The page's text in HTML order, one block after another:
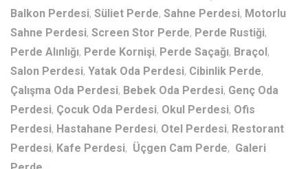
Balkon Perdesi, Süliet Perde, Sahne Perdesi, Motorlu
Sahne Perdesi, Screen Stor Perde, Perde Rustiği,
Perde Alınlığı, Perde Kornişi, Perde Saçağı, Braçol,
Salon Perdesi, Yatak Oda Perdesi, Cibinlik Perde,
Çalışma Oda Perdesi, Bebek Oda Perdesi, Genç Oda
Perdesi, Çocuk Oda Perdesi, Okul Perdesi, Ofis
Perdesi, Hastahane Perdesi, Otel Perdesi, Restorant
Perdesi, Kafe Perdesi, Üçgen Cam Perde, Galeri